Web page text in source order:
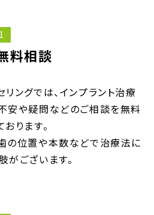
料相談
リングでは、インプラント治療
安や疑問などのご相談を無料
ります。
の位置や本数などで治療法に
がございます。